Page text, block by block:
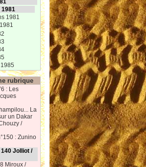
1981
rubrique
: Les
La
un Dakar
/
: Zunino
140 Jolliot /
Miroux /